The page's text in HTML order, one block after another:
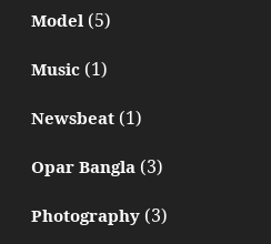
Model(5)
Music(1)
Newsbeat(1)
Opar Bangla(3)
Photography(3)